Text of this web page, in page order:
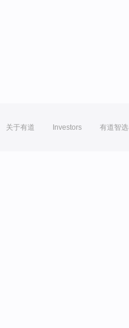
关于有道 Investors 有道智选